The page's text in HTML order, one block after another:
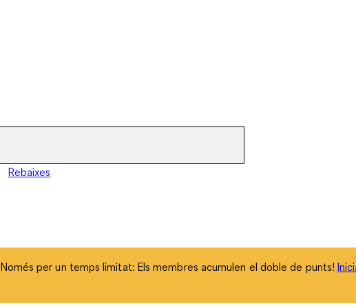
Rebaixes
Només per un temps limitat: Els membres acumulen el doble de punts!